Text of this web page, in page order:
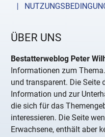
|
ÜBER UNS
Bestatterweblog Peter
Informationen zum
und transparent. Die Seite
Information und zur
die sich für das
interessieren. Die Seite
Erwachsene, enthält aber